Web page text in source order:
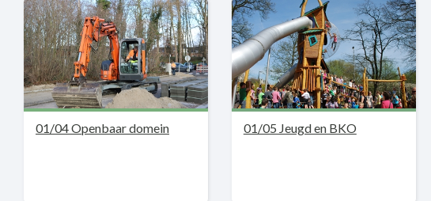
01/04 Openbaar domein 01/05 Jeugd en BKO